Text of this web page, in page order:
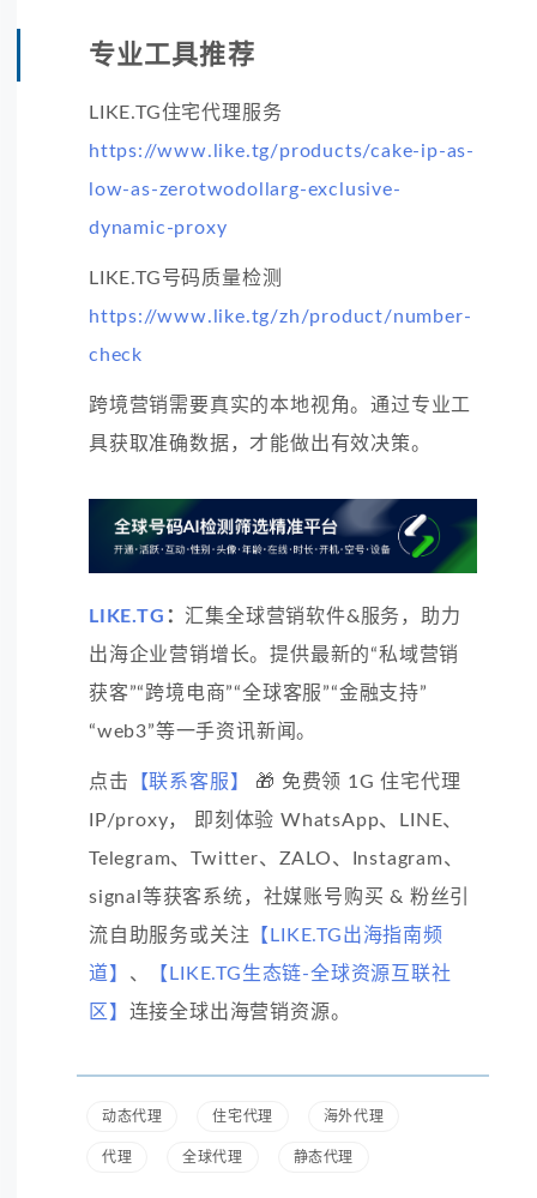
专业工具推荐
LIKE.TG住宅代理服务
https://www.like.tg/products/cake-ip-as-
low-as-zerotwodollarg-exclusive-
dynamic-proxy
LIKE.TG号码质量检测
https://www.like.tg/zh/product/number-
check
跨境营销需要真实的本地视角。通过专业工
具获取准确数据，才能做出有效决策。
LIKE.TG ： 汇集全球营销软件&服务，助力
出海企业营销增长。提供最新的“私域营销
获客”“跨境电商”“全球客服”“金融支持”
“web3”等一手资讯新闻。
点击 【联系客服】
🎁 免费领 1G 住宅代理
IP/proxy， 即刻体验 WhatsApp、LINE、
Telegram、Twitter、ZALO、Instagram、
signal等获客系统，社媒账号购买 & 粉丝引
流自助服务或关注 【LIKE.TG出海指南频
道】 、
【LIKE.TG生态链-全球资源互联社
区】 连接全球出海营销资源。
动态代理 住宅代理 海外代理
代理 全球代理 静态代理